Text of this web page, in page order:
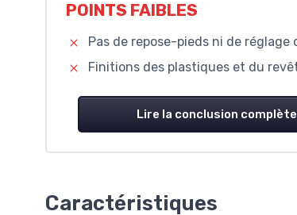
POINTS FAIBLES
Pas de repose-pieds ni de
Finitions des plastiques et du
Lire la conclusion complète
Caractéristiques